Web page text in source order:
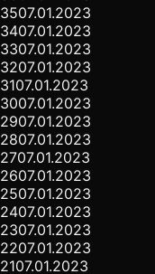
3507.01.2023
3407.01.2023
3307.01.2023
3207.01.2023
3107.01.2023
3007.01.2023
2907.01.2023
2807.01.2023
2707.01.2023
2607.01.2023
2507.01.2023
2407.01.2023
2307.01.2023
2207.01.2023
2107.01.2023